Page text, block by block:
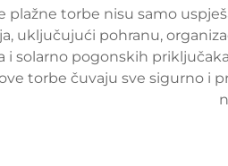
plažne torbe nisu samo
uključujući pohranu,
i solarno pogonskih
torbe čuvaju sve sigurno i